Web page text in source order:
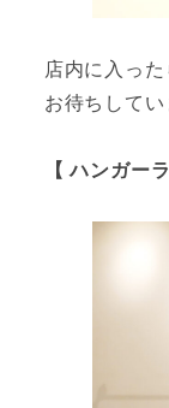
店内に入っ
お待ちして
【 ハンガー